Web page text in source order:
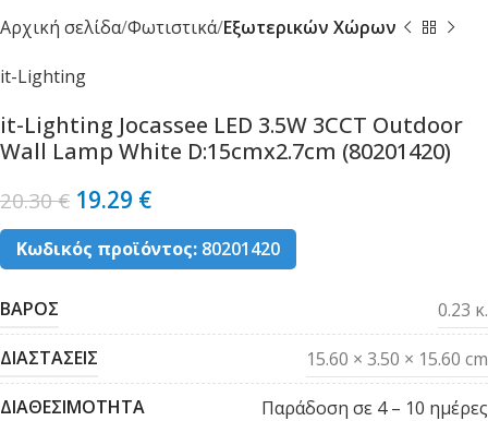
Αρχική σελίδα Φωτιστικά Εξωτερικών Χώρων
it-Lighting
it-Lighting Jocassee LED 3.5W 3CCT Outdoor
Wall Lamp White D:15cmx2.7cm (80201420)
20.30€ 19.29 €
Κωδικός προϊόντος: 80201420
ΒΑΡΟΣ 0.23 κ.
ΔΙΑΣΤΑΣΕΙΣ 15.60 × 3.50 × 15.60 cm
ΔΙΑΘΕΣΙΜΟΤΗΤΑ Παράδοση σε 4 – 10 ημέρες